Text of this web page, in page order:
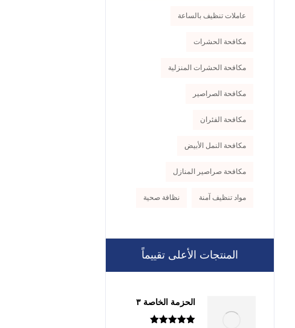
عاملات تنظيف بالساعة
مكافحة الحشرات
مكافحة الحشرات المنزلية
مكافحة الصراصير
مكافحة الفئران
مكافحة النمل الأبيض
مكافحة صراصير المنازل
مواد تنظيف آمنة نظافة صحية
المنتجات الأعلى تقييماً
الحزمة الخاصة ٣